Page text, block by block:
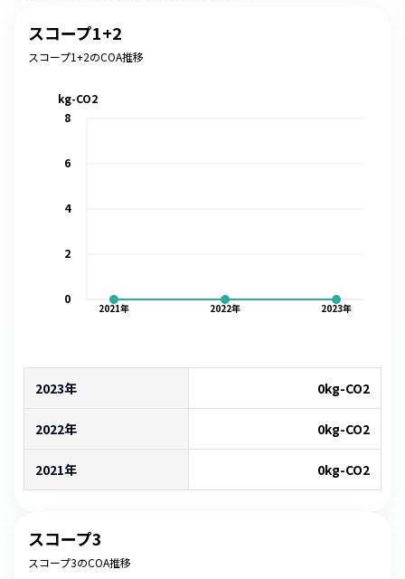
スコープ1+2
スコープ1+2のCOA推移
2021年 2022年 2023年
0
2
4
6
8
kg-CO2
2023年 0kg-CO2
2022年 0kg-CO2
2021年 0kg-CO2
スコープ3
スコープ3のCOA推移